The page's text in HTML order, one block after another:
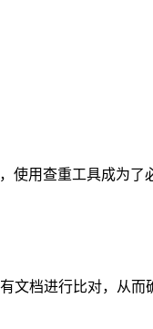
使用查重工具成为了
文档进行比对，从而